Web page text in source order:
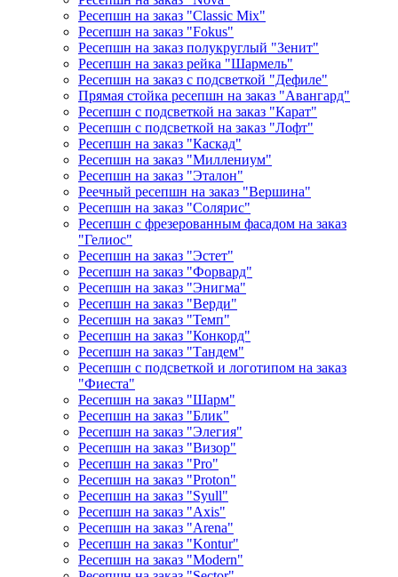
Ресепшн на заказ "Classic Mix"
Ресепшн на заказ "Fokus"
Ресепшн на заказ полукруглый "Зенит"
Ресепшн на заказ рейка "Шармель"
Ресепшн на заказ с подсветкой "Дефиле"
Прямая стойка ресепшн на заказ "Авангард"
Ресепшн с подсветкой на заказ "Карат"
Ресепшн с подсветкой на заказ "Лофт"
Ресепшн на заказ "Каскад"
Ресепшн на заказ "Миллениум"
Ресепшн на заказ "Эталон"
Реечный ресепшн на заказ "Вершина"
Ресепшн на заказ "Солярис"
Ресепшн с фрезерованным фасадом на заказ
"Гелиос"
Ресепшн на заказ "Эстет"
Ресепшн на заказ "Форвард"
Ресепшн на заказ "Энигма"
Ресепшн на заказ "Верди"
Ресепшн на заказ "Темп"
Ресепшн на заказ "Конкорд"
Ресепшн на заказ "Тандем"
Ресепшн с подсветкой и логотипом на заказ
"Фиеста"
Ресепшн на заказ "Шарм"
Ресепшн на заказ "Блик"
Ресепшн на заказ "Элегия"
Ресепшн на заказ "Визор"
Ресепшн на заказ "Pro"
Ресепшн на заказ "Proton"
Ресепшн на заказ "Syull"
Ресепшн на заказ "Axis"
Ресепшн на заказ "Arena"
Ресепшн на заказ "Kontur"
Ресепшн на заказ "Modern"